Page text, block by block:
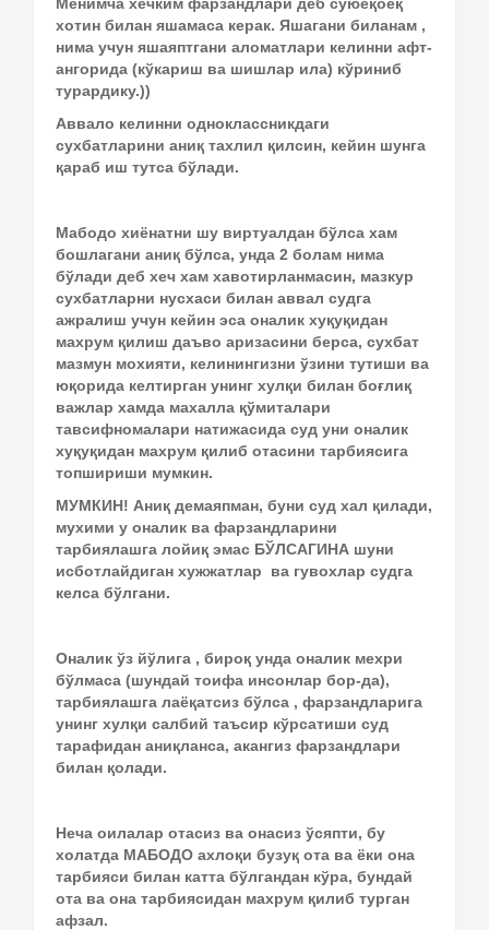
хотин билан яшамаса керак. Яшагани биланам ,
нима учун яшаяптгани аломатлари келинни афт-
ангорида (кўкариш ва шишлар ила) кўриниб
турардику.))
Аввало келинни одноклассникдаги
сухбатларини аниқ тахлил қилсин, кейин шунга
қараб иш тутса бўлади.
Мабодо хиёнатни шу виртуалдан бўлса хам
бошлагани аниқ бўлса, унда 2 болам нима
бўлади деб хеч хам хавотирланмасин, мазкур
сухбатларни нусхаси билан аввал судга
ажралиш учун кейин эса оналик хуқуқидан
махрум қилиш даъво аризасини берса, сухбат
мазмун мохияти, келинингизни ўзини тутиши ва
юқорида келтирган унинг хулқи билан боғлиқ
важлар хамда махалла қўмиталари
тавсифномалари натижасида суд уни оналик
хуқуқидан махрум қилиб отасини тарбиясига
топшириши мумкин.
МУМКИН! Аниқ демаяпман, буни суд хал қилади,
мухими у оналик ва фарзандларини
тарбиялашга лойиқ эмас БЎЛСАГИНА шуни
исботлайдиган хужжатлар ва гувохлар судга
келса бўлгани.
Оналик ўз йўлига , бироқ унда оналик мехри
бўлмаса (шундай тоифа инсонлар бор-да),
тарбиялашга лаёқатсиз бўлса , фарзандларига
унинг хулқи салбий таъсир кўрсатиши суд
тарафидан аниқланса, акангиз фарзандлари
билан қолади.
Неча оилалар отасиз ва онасиз ўсяпти, бу
холатда МАБОДО ахлоқи бузуқ ота ва ёки она
тарбияси билан катта бўлгандан кўра, бундай
ота ва она тарбиясидан махрум қилиб турган
афзал.